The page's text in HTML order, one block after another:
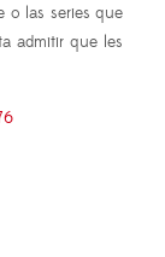
o las series que
admitir que les